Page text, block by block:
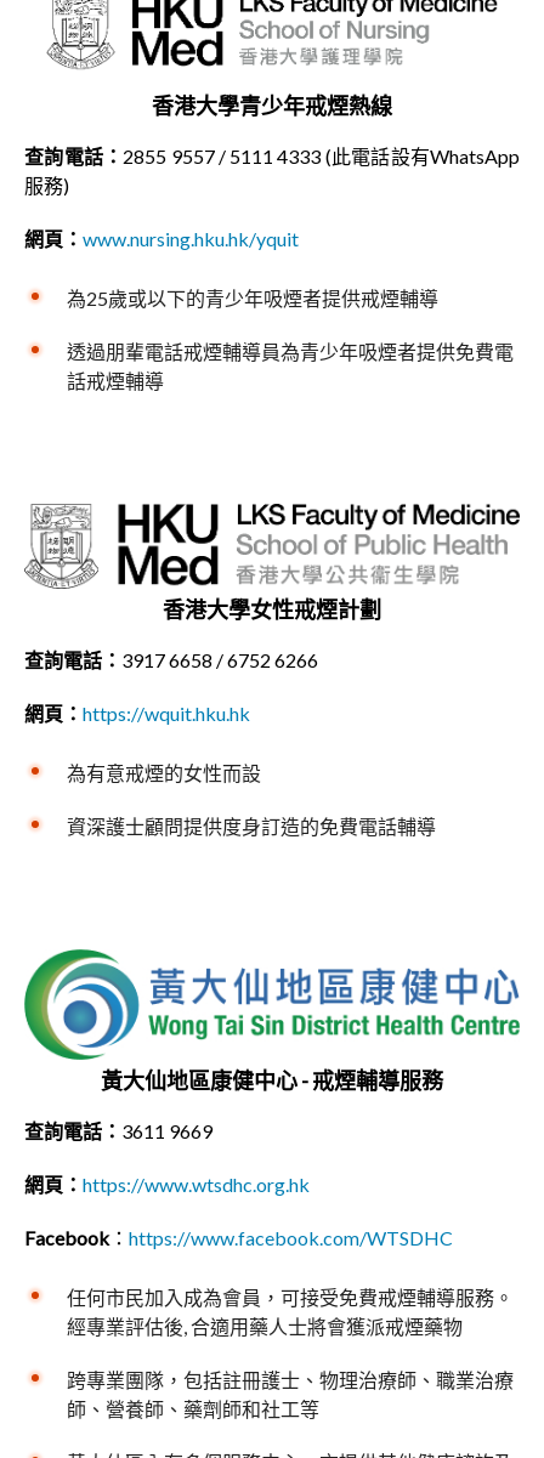
香港大學青少年戒煙熱線
查詢電話： 2855 9557 / 5111 4333 (此電話設有WhatsApp
服務)
網頁： www.nursing.hku.hk/yquit
為25歲或以下的青少年吸煙者提供戒煙輔導
透過朋輩電話戒煙輔導員為青少年吸煙者提供免費電
話戒煙輔導
香港大學女性戒煙計劃
查詢電話： 3917 6658 / 6752 6266
網頁： https://wquit.hku.hk
為有意戒煙的女性而設
資深護士顧問提供度身訂造的免費電話輔導
黃大仙地區康健中心 - 戒煙輔導服務
查詢電話： 3611 9669
網頁： https://www.wtsdhc.org.hk
Facebook： https://www.facebook.com/WTSDHC
任何市民加入成為會員，可接受免費戒煙輔導服務。
經專業評估後, 合適用藥人士將會獲派戒煙藥物
跨專業團隊，包括註冊護士、物理治療師、職業治療
師、營養師、藥劑師和社工等